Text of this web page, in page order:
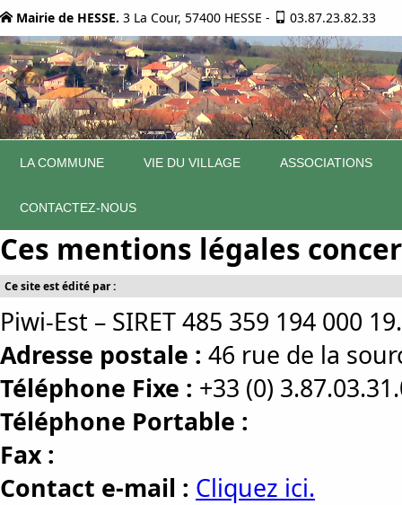
Mairie de HESSE. 3 La Cour, 57400 HESSE - 03.87.23.82.33
LA COMMUNE VIE DU VILLAGE ASSOCIATIONS
CONTACTEZ-NOUS
Ces mentions légales
Ce site est édité par :
Piwi-Est – SIRET 485 359 194 000 19.
Adresse postale : 46 rue de la
Téléphone Fixe : +33 (0)
Téléphone Portable :
Fax :
Contact e-mail : Cliquez ici.